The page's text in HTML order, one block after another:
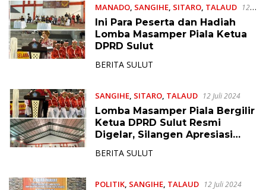
MANADO, SANGIHE, SITARO, TALAUD
12
Juli 2024
Ini Para Peserta dan Hadiah
Lomba Masamper Piala Ketua
DPRD Sulut
BERITA SULUT
SANGIHE, SITARO, TALAUD 12 Juli 2024
Lomba Masamper Piala Bergilir
Ketua DPRD Sulut Resmi
Digelar, Silangen Apresiasi
BERITA SULUT
POLITIK, SANGIHE, TALAUD 12 Juli 2024